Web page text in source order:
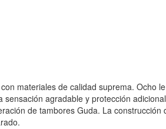
materiales de calidad suprema. Ocho
agradable y protección
de tambores Guda. La construcción